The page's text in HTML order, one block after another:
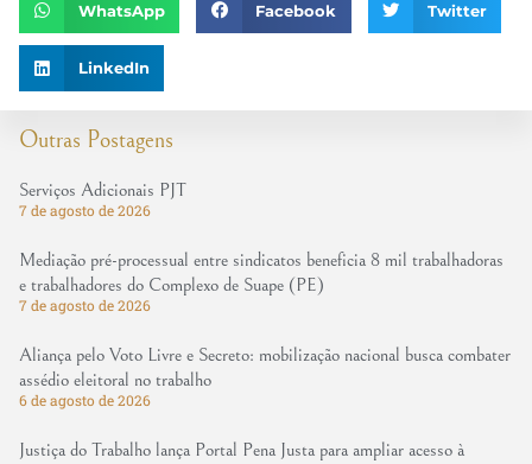
Outras Postagens
Serviços Adicionais PJT
7 de agosto de 2026
Mediação pré-processual entre sindicatos beneficia 8 mil trabalhadoras
e trabalhadores do Complexo de Suape (PE)
7 de agosto de 2026
Aliança pelo Voto Livre e Secreto: mobilização nacional busca combater
assédio eleitoral no trabalho
6 de agosto de 2026
Justiça do Trabalho lança Portal Pena Justa para ampliar acesso à
WhatsApp Facebook Twitter
LinkedIn